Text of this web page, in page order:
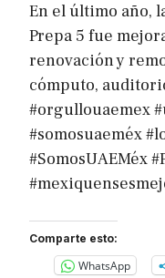
En el último año,
Prepa 5 fue
renovación y
cómputo,
#orgullouaemex
#somosuaeméx
#SomosUAEMéx
Comparte esto:
WhatsApp